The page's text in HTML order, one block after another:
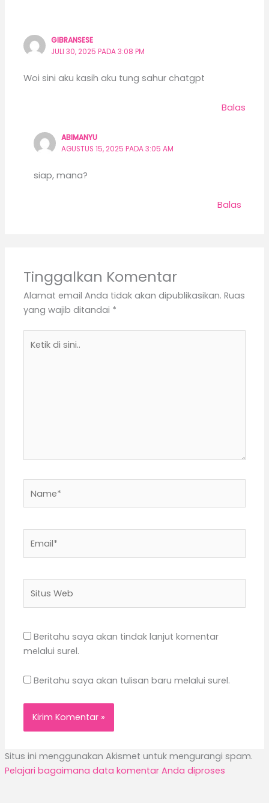
GIBRANSESE
JULI 30, 2025 PADA 3:08 PM
Woi sini aku kasih aku tung sahur chatgpt
Balas
ABIMANYU
AGUSTUS 15, 2025 PADA 3:05 AM
siap, mana?
Balas
Tinggalkan Komentar
Alamat email Anda tidak akan dipublikasikan. Ruas
yang wajib ditandai *
di
Web
Beritahu saya akan tindak lanjut komentar
melalui surel.
Beritahu saya akan tulisan baru melalui surel.
Situs ini menggunakan Akismet untuk mengurangi spam.
Pelajari bagaimana data komentar Anda diproses